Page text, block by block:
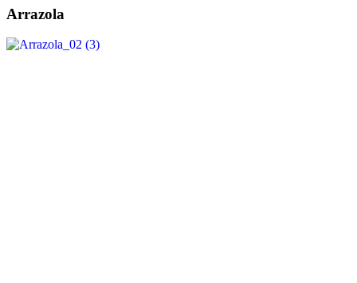
Arrazola